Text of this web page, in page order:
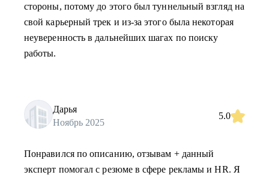
стороны, потому до этого был туннельный взгляд на
свой карьерный трек и из-за этого была некоторая
неуверенность в дальнейших шагах по поиску
работы.
Дарья
Ноябрь 2025
5.0
Понравился по описанию, отзывам + данный
эксперт помогал с резюме в сфере рекламы и HR. Я